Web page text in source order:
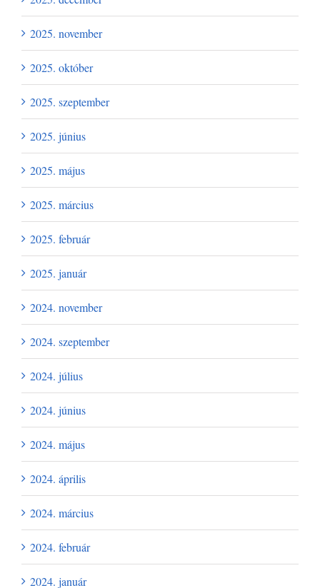
2025. november
2025. október
2025. szeptember
2025. június
2025. május
2025. március
2025. február
2025. január
2024. november
2024. szeptember
2024. július
2024. június
2024. május
2024. április
2024. március
2024. február
2024. január